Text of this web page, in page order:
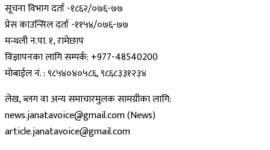
सूचना विभाग दर्ता -१८६२/०७६-७७
प्रेस काउन्सिल दर्ता -११५४/०७६-७७
मन्थली न.पा. १, रामेछाप
विज्ञापनका लागि सम्पर्क: +977-48540200
मोबाईल नं. : ९८५४०४०५८६, ९८६८३३१२३४
लेख, ब्लग वा अन्य समाचारमुलक सामग्रीका लागि:
news.janatavoice@gmail.com (News)
article.janatavoice@gmail.com